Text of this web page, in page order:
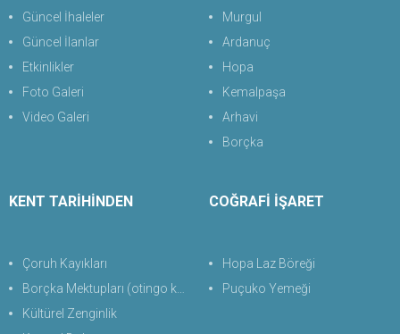
Güncel İhaleler
Güncel İlanlar
Etkinlikler
Foto Galeri
Video Galeri
Murgul
Ardanuç
Hopa
Kemalpaşa
Arhavi
Borçka
KENT TARİHİNDEN
Çoruh Kayıkları
Borçka Mektupları (otingo kaplıcası)
Kültürel Zenginlik
COĞRAFİ İŞARET
Hopa Laz Böreği
Puçuko Yemeği